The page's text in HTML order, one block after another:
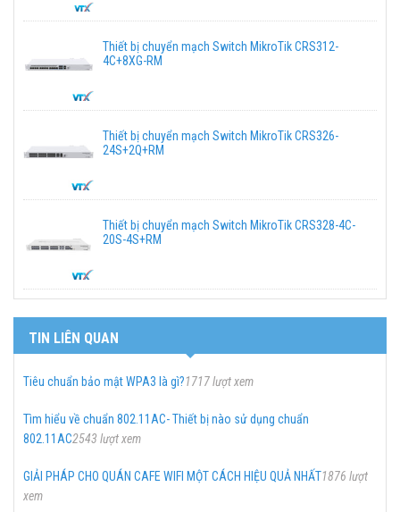
Thiết bị chuyển mạch Switch MikroTik CRS312-
4C+8XG-RM
Thiết bị chuyển mạch Switch MikroTik CRS326-
24S+2Q+RM
Thiết bị chuyển mạch Switch MikroTik CRS328-4C-
20S-4S+RM
TIN LIÊN QUAN
Tiêu chuẩn bảo mật WPA3 là gì?1717 lượt xem
Tìm hiểu về chuẩn 802.11AC- Thiết bị nào sử dụng chuẩn
802.11AC2543 lượt xem
GIẢI PHÁP CHO QUÁN CAFE WIFI MỘT CÁCH HIỆU QUẢ NHẤT1876 lượt
xem